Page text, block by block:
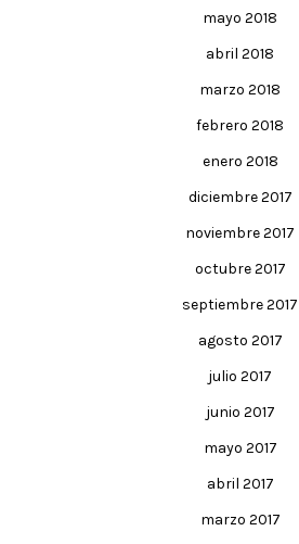
mayo 2018
abril 2018
marzo 2018
febrero 2018
enero 2018
diciembre 2017
noviembre 2017
octubre 2017
septiembre 2017
agosto 2017
julio 2017
junio 2017
mayo 2017
abril 2017
marzo 2017